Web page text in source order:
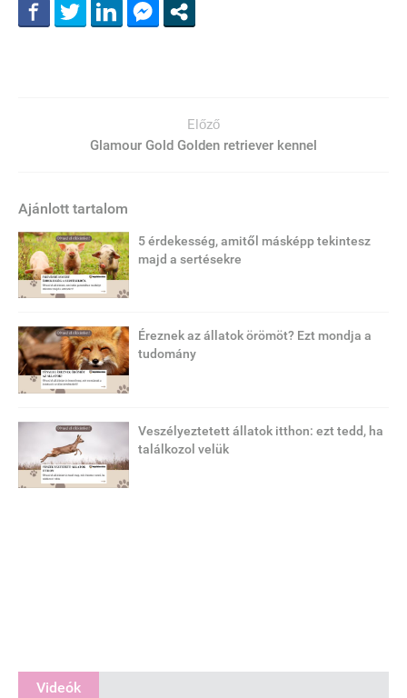
Előző
Glamour Gold Golden retriever kennel
Ajánlott tartalom
5 érdekesség, amitől másképp tekintesz
majd a sertésekre
Éreznek az állatok örömöt? Ezt mondja a
tudomány
Veszélyeztetett állatok itthon: ezt tedd, ha
találkozol velük
Videók